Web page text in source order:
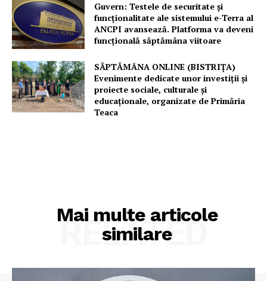
Guvern: Testele de securitate și
funcționalitate ale sistemului e-Terra al
ANCPI avansează. Platforma va deveni
funcțională săptămâna viitoare
SĂPTĂMÂNA ONLINE (BISTRIȚA)
Evenimente dedicate unor investiții și
proiecte sociale, culturale și
educaționale, organizate de Primăria
Teaca
Mai multe articole
similare
RELATED